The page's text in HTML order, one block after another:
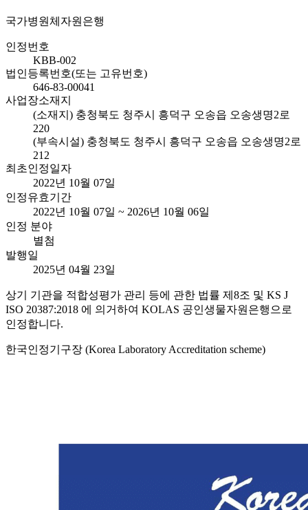
국가병원체자원은행
인정번호
KBB-002
법인등록번호(또는 고유번호)
646-83-00041
사업장소재지
(소재지) 충청북도 청주시 흥덕구 오송읍 오송생명2로
220
(부속시설) 충청북도 청주시 흥덕구 오송읍 오송생명2로
212
최초인정일자
2022년 10월 07일
인정유효기간
2022년 10월 07일 ~ 2026년 10월 06일
인정 분야
별첨
발행일
2025년 04월 23일
상기 기관을 적합성평가 관리 등에 관한 법률 제8조 및 KS J
ISO 20387:2018 에 의거하여 KOLAS 공인생물자원은행으로
인정합니다.
한국인정기구장 (Korea Laboratory Accreditation scheme)